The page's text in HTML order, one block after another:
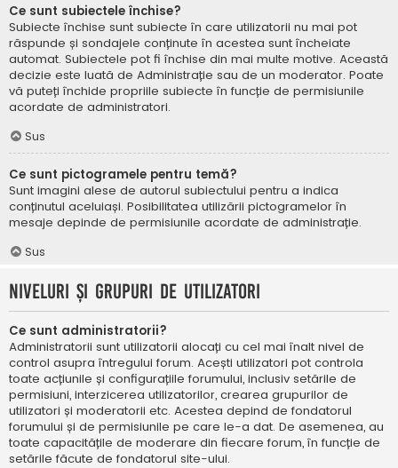
Ce sunt subiectele închise?
Subiecte închise sunt subiecte în care utilizatorii nu mai pot
răspunde și sondajele conținute în acestea sunt încheiate
automat. Subiectele pot fi închise din mai multe motive. Această
decizie este luată de Administrație sau de un moderator. Poate
vă puteți închide propriile subiecte în funcție de permisiunile
acordate de administratori.
Sus
Ce sunt pictogramele pentru temă?
Sunt imagini alese de autorul subiectului pentru a indica
conținutul aceluiași. Posibilitatea utilizării pictogramelor în
mesaje depinde de permisiunile acordate de administrație.
Sus
Niveluri și grupuri de utilizatori
Ce sunt administratorii?
Administratorii sunt utilizatorii alocați cu cel mai înalt nivel de
control asupra întregului forum. Acești utilizatori pot controla
toate acțiunile și configurațiile forumului, inclusiv setările de
permisiuni, interzicerea utilizatorilor, crearea grupurilor de
utilizatori și moderatorii etc. Acestea depind de fondatorul
forumului și de permisiunile pe care le-a dat. De asemenea, au
toate capacitățile de moderare din fiecare forum, în funcție de
setările făcute de fondatorul site-ului.